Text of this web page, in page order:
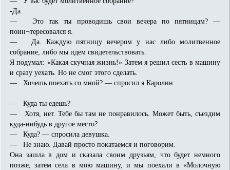
-Да.
— Это так ты проводишь свои вечера по пятницам? —
поин¬тересовался я.
— Да. Каждую пятницу вечером у нас либо молитвенное
собрание, либо мы идем свидетельствовать.
Я подумал: «Какая скучная жизнь!» Затем я решил сесть в машину
и сразу уехать. Но не смог этого сделать.
— Хочешь поехать со мной? — спросил я Каролин.
— Куда ты едешь?
— Хотя, нет. Тебе бы там не понравилось. Может быть, съездим
куда-нибудь в другое место?
— Куда? — спросила девушка.
— Не знаю. Давай просто покатаемся и поговорим.
Она зашла в дом и сказала своим друзьям, что будет немного
позже, затем села в мою машину, и мы поехали в «Молочную